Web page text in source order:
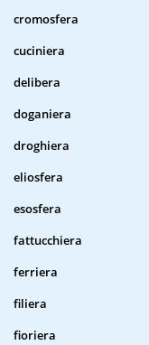
cromosfera
cuciniera
delibera
doganiera
droghiera
eliosfera
esosfera
fattucchiera
ferriera
filiera
fioriera